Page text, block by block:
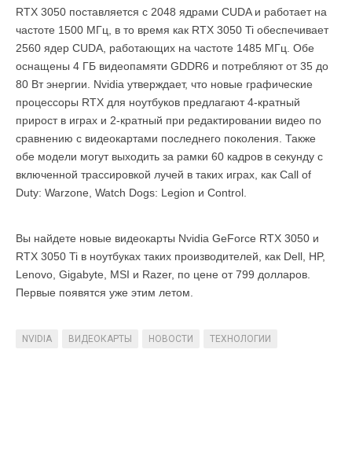
RTX 3050 поставляется с 2048 ядрами CUDA и работает на
частоте 1500 МГц, в то время как RTX 3050 Ti обеспечивает
2560 ядер CUDA, работающих на частоте 1485 МГц. Обе
оснащены 4 ГБ видеопамяти GDDR6 и потребляют от 35 до
80 Вт энергии. Nvidia утверждает, что новые графические
процессоры RTX для ноутбуков предлагают 4-кратный
прирост в играх и 2-кратный при редактировании видео по
сравнению с видеокартами последнего поколения. Также
обе модели могут выходить за рамки 60 кадров в секунду с
включенной трассировкой лучей в таких играх, как Call of
Duty: Warzone, Watch Dogs: Legion и Control.
Вы найдете новые видеокарты Nvidia GeForce RTX 3050 и
RTX 3050 Ti в ноутбуках таких производителей, как Dell, HP,
Lenovo, Gigabyte, MSI и Razer, по цене от 799 долларов.
Первые появятся уже этим летом.
NVIDIA ВИДЕОКАРТЫ НОВОСТИ ТЕХНОЛОГИИ